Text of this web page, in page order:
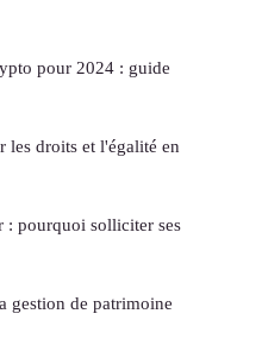
pour 2024 : guide
les droits et l'égalité en
: pourquoi solliciter ses
gestion de patrimoine